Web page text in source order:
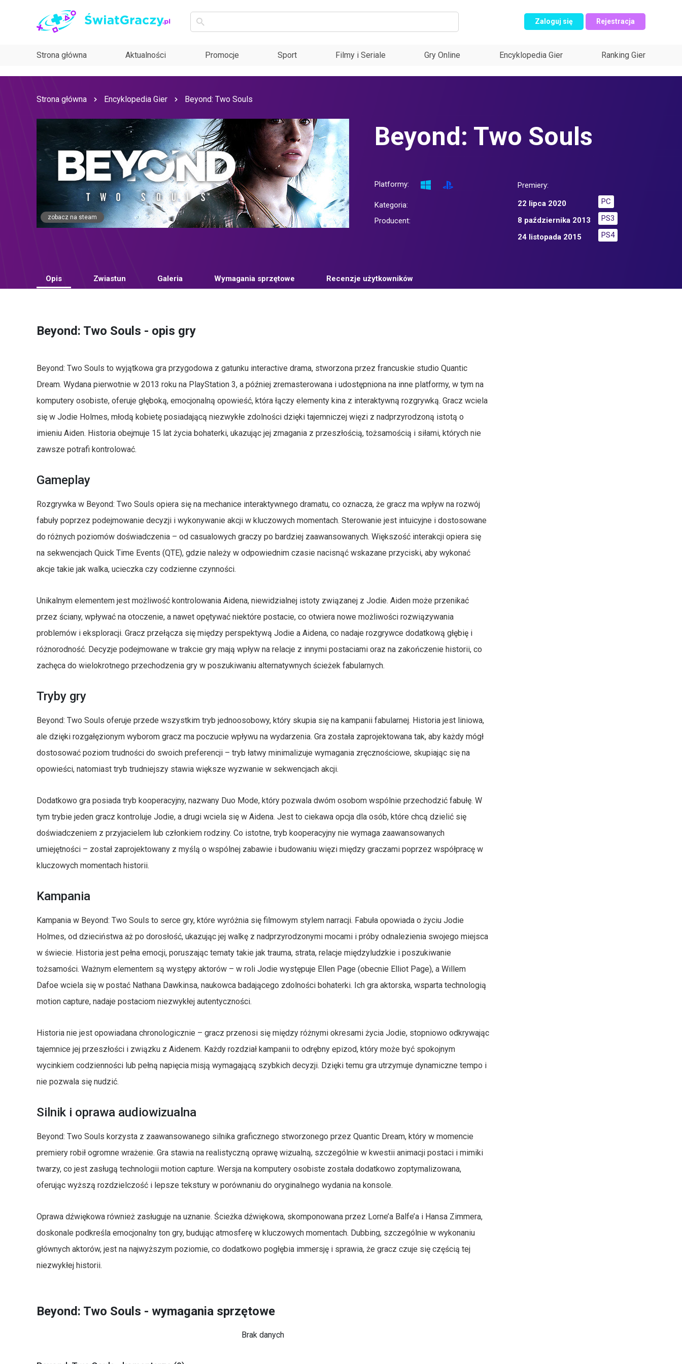
Zaloguj się Rejestracja
Strona główna Aktualności Promocje Sport Filmy i Seriale Gry Online Encyklopedia Gier Ranking Gier
Strona główna Encyklopedia Gier Beyond: Two Souls
zobacz na steam
Beyond: Two Souls
Platformy:
Kategoria:
Producent:
Premiery:
22 lipca 2020
PC
8 października 2013 PS3
24 listopada 2015 PS4
Opis Zwiastun Galeria Wymagania sprzętowe Recenzje użytkowników
Beyond: Two Souls - opis gry
Beyond: Two Souls to wyjątkowa gra przygodowa z gatunku interactive drama, stworzona przez francuskie studio Quantic
Dream. Wydana pierwotnie w 2013 roku na PlayStation 3, a później zremasterowana i udostępniona na inne platformy, w tym na
komputery osobiste, oferuje głęboką, emocjonalną opowieść, która łączy elementy kina z interaktywną rozgrywką. Gracz wciela
się w Jodie Holmes, młodą kobietę posiadającą niezwykłe zdolności dzięki tajemniczej więzi z nadprzyrodzoną istotą o
imieniu Aiden. Historia obejmuje 15 lat życia bohaterki, ukazując jej zmagania z przeszłością, tożsamością i siłami, których nie
zawsze potrafi kontrolować.
Gameplay
Rozgrywka w Beyond: Two Souls opiera się na mechanice interaktywnego dramatu, co oznacza, że gracz ma wpływ na rozwój
fabuły poprzez podejmowanie decyzji i wykonywanie akcji w kluczowych momentach. Sterowanie jest intuicyjne i dostosowane
do różnych poziomów doświadczenia – od casualowych graczy po bardziej zaawansowanych. Większość interakcji opiera się
na sekwencjach Quick Time Events (QTE), gdzie należy w odpowiednim czasie nacisnąć wskazane przyciski, aby wykonać
akcje takie jak walka, ucieczka czy codzienne czynności.
Unikalnym elementem jest możliwość kontrolowania Aidena, niewidzialnej istoty związanej z Jodie. Aiden może przenikać
przez ściany, wpływać na otoczenie, a nawet opętywać niektóre postacie, co otwiera nowe możliwości rozwiązywania
problemów i eksploracji. Gracz przełącza się między perspektywą Jodie a Aidena, co nadaje rozgrywce dodatkową głębię i
różnorodność. Decyzje podejmowane w trakcie gry mają wpływ na relacje z innymi postaciami oraz na zakończenie historii, co
zachęca do wielokrotnego przechodzenia gry w poszukiwaniu alternatywnych ścieżek fabularnych.
Tryby gry
Beyond: Two Souls oferuje przede wszystkim tryb jednoosobowy, który skupia się na kampanii fabularnej. Historia jest liniowa,
ale dzięki rozgałęzionym wyborom gracz ma poczucie wpływu na wydarzenia. Gra została zaprojektowana tak, aby każdy mógł
dostosować poziom trudności do swoich preferencji – tryb łatwy minimalizuje wymagania zręcznościowe, skupiając się na
opowieści, natomiast tryb trudniejszy stawia większe wyzwanie w sekwencjach akcji.
Dodatkowo gra posiada tryb kooperacyjny, nazwany Duo Mode, który pozwala dwóm osobom wspólnie przechodzić fabułę. W
tym trybie jeden gracz kontroluje Jodie, a drugi wciela się w Aidena. Jest to ciekawa opcja dla osób, które chcą dzielić się
doświadczeniem z przyjacielem lub członkiem rodziny. Co istotne, tryb kooperacyjny nie wymaga zaawansowanych
umiejętności – został zaprojektowany z myślą o wspólnej zabawie i budowaniu więzi między graczami poprzez współpracę w
kluczowych momentach historii.
Kampania
Kampania w Beyond: Two Souls to serce gry, które wyróżnia się filmowym stylem narracji. Fabuła opowiada o życiu Jodie
Holmes, od dzieciństwa aż po dorosłość, ukazując jej walkę z nadprzyrodzonymi mocami i próby odnalezienia swojego miejsca
w świecie. Historia jest pełna emocji, poruszając tematy takie jak trauma, strata, relacje międzyludzkie i poszukiwanie
tożsamości. Ważnym elementem są występy aktorów – w roli Jodie występuje Ellen Page (obecnie Elliot Page), a Willem
Dafoe wciela się w postać Nathana Dawkinsa, naukowca badającego zdolności bohaterki. Ich gra aktorska, wsparta technologią
motion capture, nadaje postaciom niezwykłej autentyczności.
Historia nie jest opowiadana chronologicznie – gracz przenosi się między różnymi okresami życia Jodie, stopniowo odkrywając
tajemnice jej przeszłości i związku z Aidenem. Każdy rozdział kampanii to odrębny epizod, który może być spokojnym
wycinkiem codzienności lub pełną napięcia misją wymagającą szybkich decyzji. Dzięki temu gra utrzymuje dynamiczne tempo i
nie pozwala się nudzić.
Silnik i oprawa audiowizualna
Beyond: Two Souls korzysta z zaawansowanego silnika graficznego stworzonego przez Quantic Dream, który w momencie
premiery robił ogromne wrażenie. Gra stawia na realistyczną oprawę wizualną, szczególnie w kwestii animacji postaci i mimiki
twarzy, co jest zasługą technologii motion capture. Wersja na komputery osobiste została dodatkowo zoptymalizowana,
oferując wyższą rozdzielczość i lepsze tekstury w porównaniu do oryginalnego wydania na konsole.
Oprawa dźwiękowa również zasługuje na uznanie. Ścieżka dźwiękowa, skomponowana przez Lorne’a Balfe’a i Hansa Zimmera,
doskonale podkreśla emocjonalny ton gry, budując atmosferę w kluczowych momentach. Dubbing, szczególnie w wykonaniu
głównych aktorów, jest na najwyższym poziomie, co dodatkowo pogłębia immersję i sprawia, że gracz czuje się częścią tej
niezwykłej historii.
Beyond: Two Souls - wymagania sprzętowe
Brak danych